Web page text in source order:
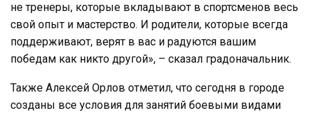
не тренеры, которые вкладывают в спортсменов весь
свой опыт и мастерство. И родители, которые всегда
поддерживают, верят в вас и радуются вашим
победам как никто другой», – сказал градоначальник.
Также Алексей Орлов отметил, что сегодня в городе
созданы все условия для занятий боевыми видами